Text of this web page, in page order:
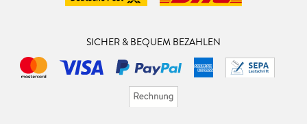
SICHER & BEQUEM BEZAHLEN